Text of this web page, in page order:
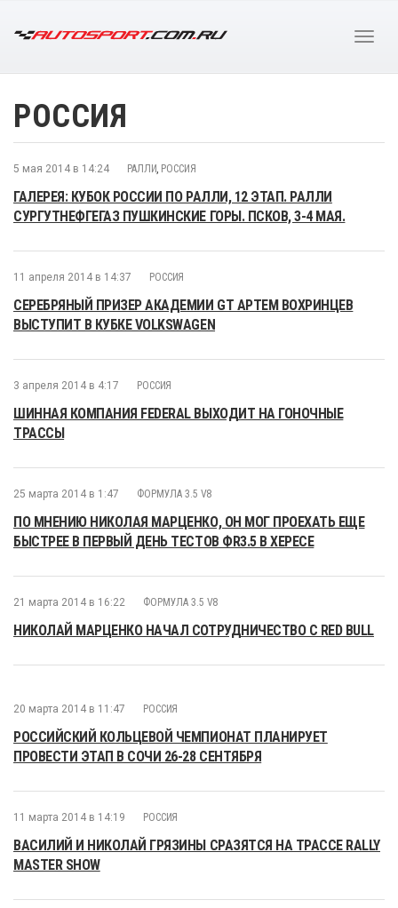
РОССИЯ
5 мая 2014 в 14:24 РАЛЛИ, РОССИЯ
ГАЛЕРЕЯ: КУБОК РОССИИ ПО РАЛЛИ, 12 ЭТАП. РАЛЛИ
СУРГУТНЕФГЕГАЗ ПУШКИНСКИЕ ГОРЫ. ПСКОВ, 3-4 МАЯ.
11 апреля 2014 в 14:37 РОССИЯ
СЕРЕБРЯНЫЙ ПРИЗЕР АКАДЕМИИ GT АРТЕМ ВОХРИНЦЕВ
ВЫСТУПИТ В КУБКЕ VOLKSWAGEN
3 апреля 2014 в 4:17 РОССИЯ
ШИННАЯ КОМПАНИЯ FEDERAL ВЫХОДИТ НА ГОНОЧНЫЕ
ТРАССЫ
25 марта 2014 в 1:47 ФОРМУЛА 3.5 V8
ПО МНЕНИЮ НИКОЛАЯ МАРЦЕНКО, ОН МОГ ПРОЕХАТЬ ЕЩЕ
БЫСТРЕЕ В ПЕРВЫЙ ДЕНЬ ТЕСТОВ ФR3.5 В ХЕРЕСЕ
21 марта 2014 в 16:22 ФОРМУЛА 3.5 V8
НИКОЛАЙ МАРЦЕНКО НАЧАЛ СОТРУДНИЧЕСТВО С RED BULL
20 марта 2014 в 11:47 РОССИЯ
РОССИЙСКИЙ КОЛЬЦЕВОЙ ЧЕМПИОНАТ ПЛАНИРУЕТ
ПРОВЕСТИ ЭТАП В СОЧИ 26-28 СЕНТЯБРЯ
11 марта 2014 в 14:19 РОССИЯ
ВАСИЛИЙ И НИКОЛАЙ ГРЯЗИНЫ СРАЗЯТСЯ НА ТРАССЕ RALLY
MASTER SHOW